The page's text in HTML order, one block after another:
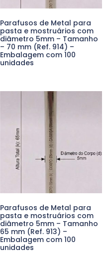
Parafusos de Metal para
pasta e mostruários com
diâmetro 5mm – Tamanho
– 70 mm (Ref. 914) –
Embalagem com 100
unidades
Parafusos de Metal para
pasta e mostruários com
diâmetro 5mm – Tamanho
65 mm (Ref. 913) –
Embalagem com 100
unidades